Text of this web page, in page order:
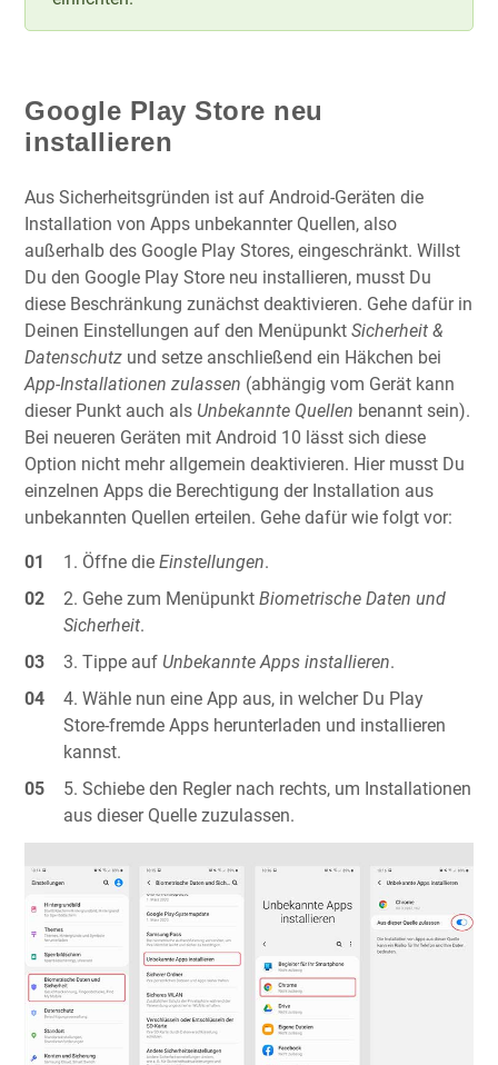
Google Play Store neu
installieren
Aus Sicherheitsgründen ist auf Android-Geräten die
Installation von Apps unbekannter Quellen, also
außerhalb des Google Play Stores, eingeschränkt. Willst
Du den Google Play Store neu installieren, musst Du
diese Beschränkung zunächst deaktivieren. Gehe dafür in
Deinen Einstellungen auf den Menüpunkt Sicherheit &
Datenschutz und setze anschließend ein Häkchen bei
App-Installationen zulassen (abhängig vom Gerät kann
dieser Punkt auch als Unbekannte Quellen benannt sein).
Bei neueren Geräten mit Android 10 lässt sich diese
Option nicht mehr allgemein deaktivieren. Hier musst Du
einzelnen Apps die Berechtigung der Installation aus
unbekannten Quellen erteilen. Gehe dafür wie folgt vor:
Öffne dieEinstellungen.
Gehe zum MenüpunktBiometrische Daten und
Sicherheit.
Tippe auf Unbekannte Apps installieren.
Wähle nun eine App aus, in welcher Du Play
Store-fremde Apps herunterladen und installieren
kannst.
Schiebe den Regler nach rechts, um Installationen
aus dieser Quelle zuzulassen.